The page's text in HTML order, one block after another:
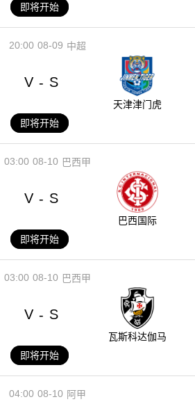
即将开始
08-09
20:00 中超
V - S
天津津门虎
即将开始
08-10
03:00 巴西甲
V - S
巴西国际
即将开始
08-10
03:00 巴西甲
V - S
瓦斯科达伽马
即将开始
08-10
04:00 阿甲